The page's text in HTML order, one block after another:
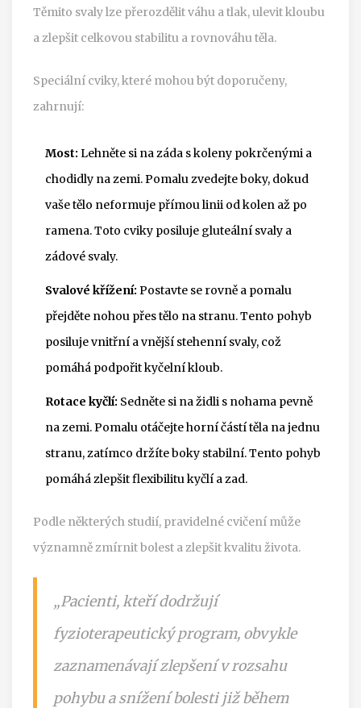
Těmito svaly lze přerozdělit váhu a tlak, ulevit kloubu
a zlepšit celkovou stabilitu a rovnováhu těla.
Speciální cviky, které mohou být doporučeny,
zahrnují:
Most: Lehněte si na záda s koleny pokrčenými a
chodidly na zemi. Pomalu zvedejte boky, dokud
vaše tělo neformuje přímou linii od kolen až po
ramena. Toto cviky posiluje gluteální svaly a
zádové svaly.
Svalové křížení: Postavte se rovně a pomalu
přejděte nohou přes tělo na stranu. Tento pohyb
posiluje vnitřní a vnější stehenní svaly, což
pomáhá podpořit kyčelní kloub.
Rotace kyčlí: Sedněte si na židli s nohama pevně
na zemi. Pomalu otáčejte horní částí těla na jednu
stranu, zatímco držíte boky stabilní. Tento pohyb
pomáhá zlepšit flexibilitu kyčlí a zad.
Podle některých studií, pravidelné cvičení může
významně zmírnit bolest a zlepšit kvalitu života.
„Pacienti, kteří dodržují
fyzioterapeutický program, obvykle
zaznamenávají zlepšení v rozsahu
pohybu a snížení bolesti již během